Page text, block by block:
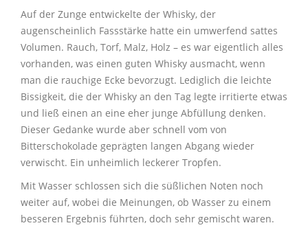
Auf der Zunge entwickelte der Whisky, der
augenscheinlich Fassstärke hatte ein umwerfend sattes
Volumen. Rauch, Torf, Malz, Holz – es war eigentlich alles
vorhanden, was einen guten Whisky ausmacht, wenn
man die rauchige Ecke bevorzugt. Lediglich die leichte
Bissigkeit, die der Whisky an den Tag legte irritierte etwas
und ließ einen an eine eher junge Abfüllung denken.
Dieser Gedanke wurde aber schnell vom von
Bitterschokolade geprägten langen Abgang wieder
verwischt. Ein unheimlich leckerer Tropfen.
Mit Wasser schlossen sich die süßlichen Noten noch
weiter auf, wobei die Meinungen, ob Wasser zu einem
besseren Ergebnis führten, doch sehr gemischt waren.